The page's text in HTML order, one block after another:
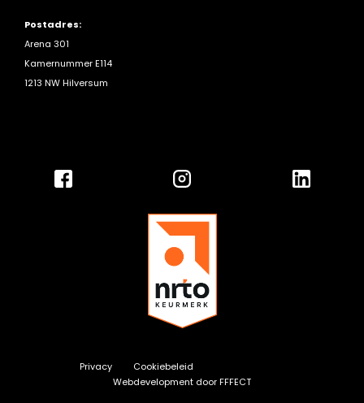
Postadres:
Arena 301
Kamernummer E114
1213 NW Hilversum
Privacy
Cookiebeleid
Webdevelopment door FFFECT